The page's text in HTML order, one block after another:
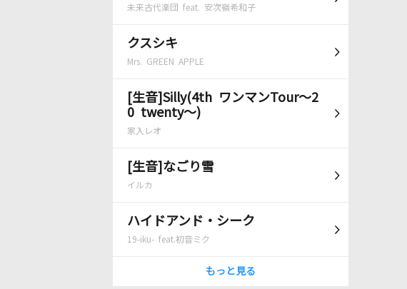
未来古代楽団 feat. 安次嶺希和子
クスシキ
Mrs. GREEN APPLE
[生音]Silly(4th ワンマンTour～2
0 twenty～)
家入レオ
[生音]なごり雪
イルカ
ハイドアンド・シーク
19-iku- feat.初音ミク
もっと見る